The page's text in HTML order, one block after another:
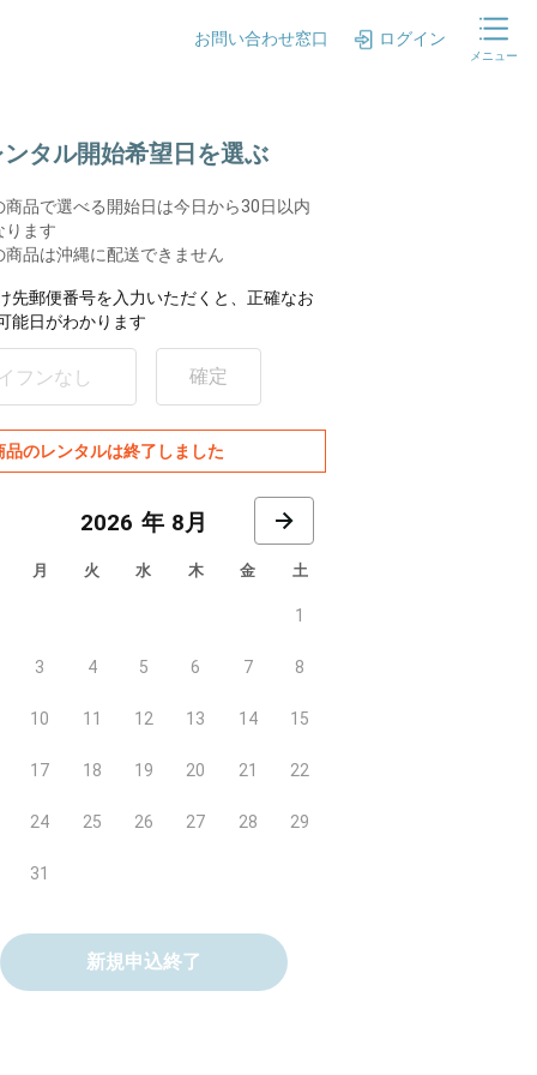
お問い合わせ窓口 ログイン
メニュー
ンタル開始希望日を選ぶ
商品で選べる開始日は今日から30日以内
ります
商品は沖縄に配送できません
先郵便番号を入力いただくと、正確なお
能日がわかります
確定
品のレンタルは終了しました
8月
月 火 水 木 金 土
1
3 4 5 6 7 8
10 11 12 13 14 15
17 18 19 20 21 22
24 25 26 27 28 29
31
新規申込終了